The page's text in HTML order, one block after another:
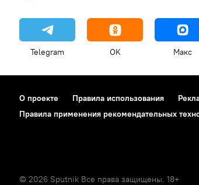
Telegram OK Макс
О проекте Правила использования
Правила применения рекомендательных
© 2026 Sputnik Все права защищены. 18+